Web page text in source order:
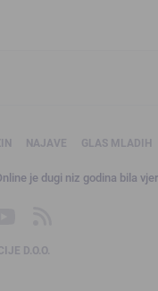
NAJAVE GLAS MLADIH
je dugi niz godina bila
D.O.O.